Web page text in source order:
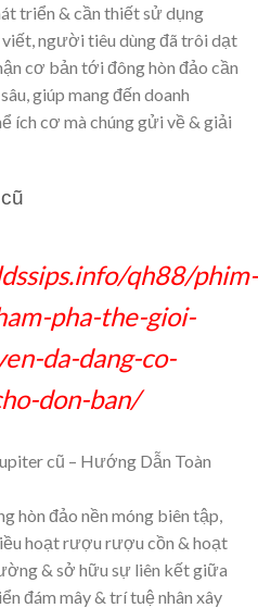
triển & cần thiết sử dụng
người tiêu dùng đã trôi dạt
cơ bản tới đông hòn đảo cần
giúp mang đến doanh
ích cơ mà chúng gửi về & giải
qh88/phim-
pha-the-gioi-
da-dang-co-
don-ban/
hòn đảo nền móng biên tập,
hoạt rượu rượu cồn & hoạt
& sở hữu sự liên kết giữa
đám mây & trí tuệ nhân xây